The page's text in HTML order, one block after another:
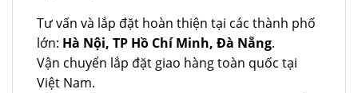
Tư vấn và lắp đặt hoàn thiện tại các thành phố
lớn: Hà Nội, TP Hồ Chí Minh, Đà Nẵng.
Vận chuyển lắp đặt giao hàng toàn quốc tại
Việt Nam.